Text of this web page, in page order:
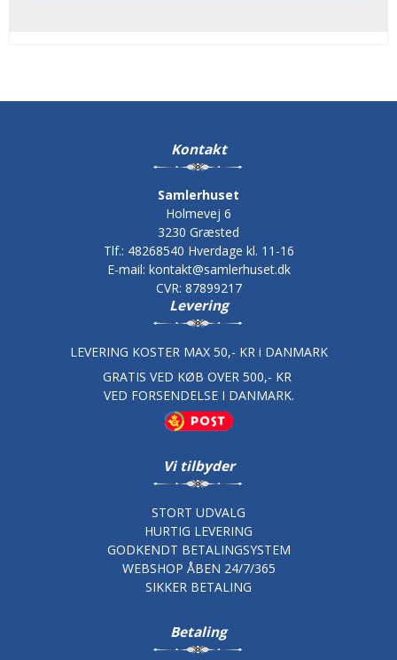
Kontakt
Samlerhuset
Holmevej 6
3230 Græsted
Tlf.: 48268540 Hverdage kl. 11-16
E-mail: kontakt@samlerhuset.dk
CVR: 87899217
Levering
LEVERING KOSTER MAX 50,- KR i DANMARK
GRATIS VED KØB OVER 500,- KR
VED FORSENDELSE I DANMARK.
Vi tilbyder
STORT UDVALG
HURTIG LEVERING
GODKENDT BETALINGSYSTEM
WEBSHOP ÅBEN 24/7/365
SIKKER BETALING
Betaling